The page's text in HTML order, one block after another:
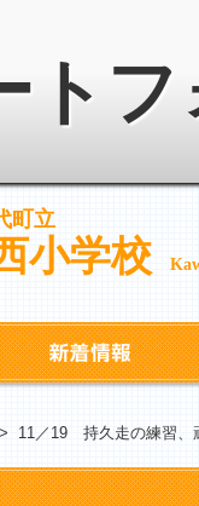
ト
町立
小学校
概要
> 11／19 持久走の練習、